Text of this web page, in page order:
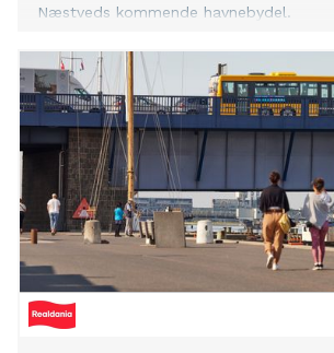
Næstveds kommende havnebydel.